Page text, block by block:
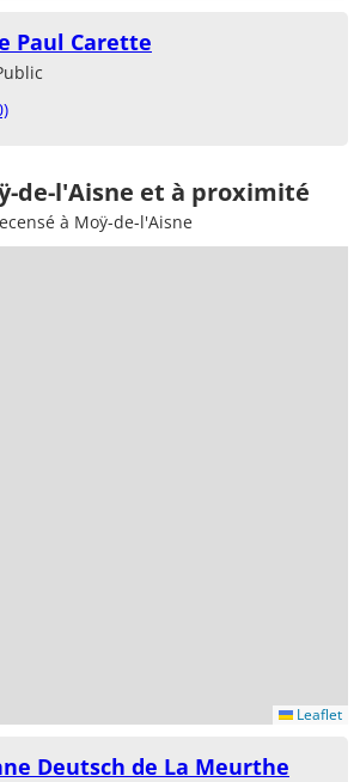
Paul Carette
de-l'Aisne et à proximité
à Moÿ-de-l'Aisne
Leaflet
Deutsch de La Meurthe